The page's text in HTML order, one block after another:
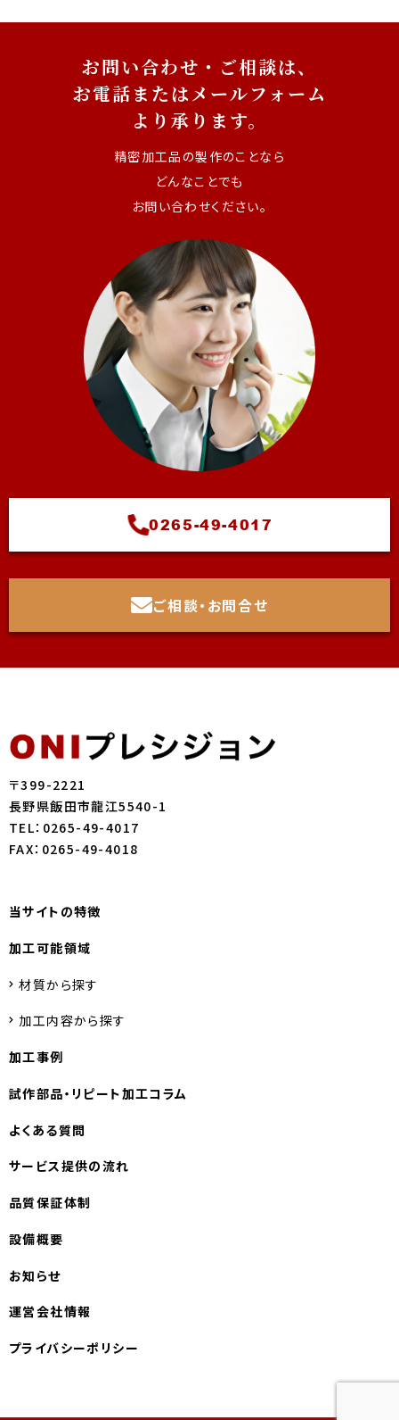
お問い合わせ・ご相談は、
お電話またはメールフォーム
より承ります。
精密加工品の製作のことなら
どんなことでも
お問い合わせください。
0265-49-4017
ご相談・お問合せ
〒399-2221
長野県飯田市龍江5540-1
TEL：0265-49-4017
FAX：0265-49-4018
当サイトの特徴
加工可能領域
材質から探す
加工内容から探す
加工事例
試作部品・ リピート加工コラム
よくある質問
サービス提供の流れ
品質保証体制
設備概要
お知らせ
運営会社情報
プライバシーポリシー